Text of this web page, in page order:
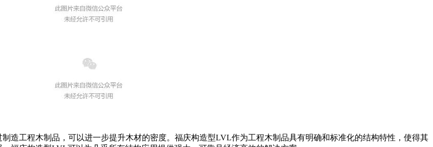
造工程木制品，可以进一步提升木材的密度。福庆构造型LVL作为工程木制品具有明确和标准化的结构特性，使得其